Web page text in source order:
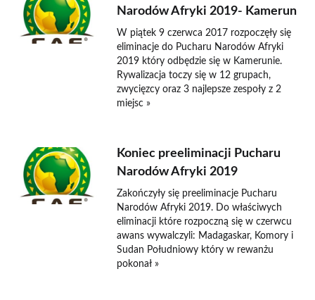
Narodów Afryki 2019- Kamerun
W piątek 9 czerwca 2017 rozpoczęły się
eliminacje do Pucharu Narodów Afryki
2019 który odbędzie się w Kamerunie.
Rywalizacja toczy się w 12 grupach,
zwycięzcy oraz 3 najlepsze zespoły z 2
miejsc »
Koniec preeliminacji Pucharu
Narodów Afryki 2019
Zakończyły się preeliminacje Pucharu
Narodów Afryki 2019. Do właściwych
eliminacji które rozpoczną się w czerwcu
awans wywalczyli: Madagaskar, Komory i
Sudan Południowy który w rewanżu
pokonał »